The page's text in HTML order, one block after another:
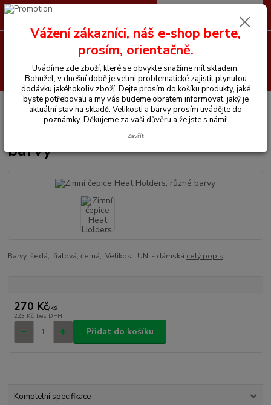
Menu
Hledat
+420 605 255 500 0 Kč
Úvod Vše pro jezdce Zimní čepice Heat Holders, různé barvy
Zimní čepice Heat Holders, různé
barvy
Barvy: šedá, fialová, černá, Velikost: UNI - dámská celý popis
270 Kč/ks
223 Kč bez DPH
Přidat do košíku
Kompletní specifikace
Vážení zákazníci, náš e-shop berte,
prosím, orientačně.
Uvádíme zde zboží, které se obvykle snažíme mít skladem.
Bohužel, v dnešní době je velmi problematické zajistit plynulou
dodávku jakéhokoliv zboží. Dejte prosím do košíku produkty, jaké
byste potřebovali a my vás budeme obratem informovat, jaký je
aktuální stav na skladě. Velikosti a barvy prosím uvádějte do
poznámky. Děkujeme za vaši důvěru a že jste s námi!
Zavřít